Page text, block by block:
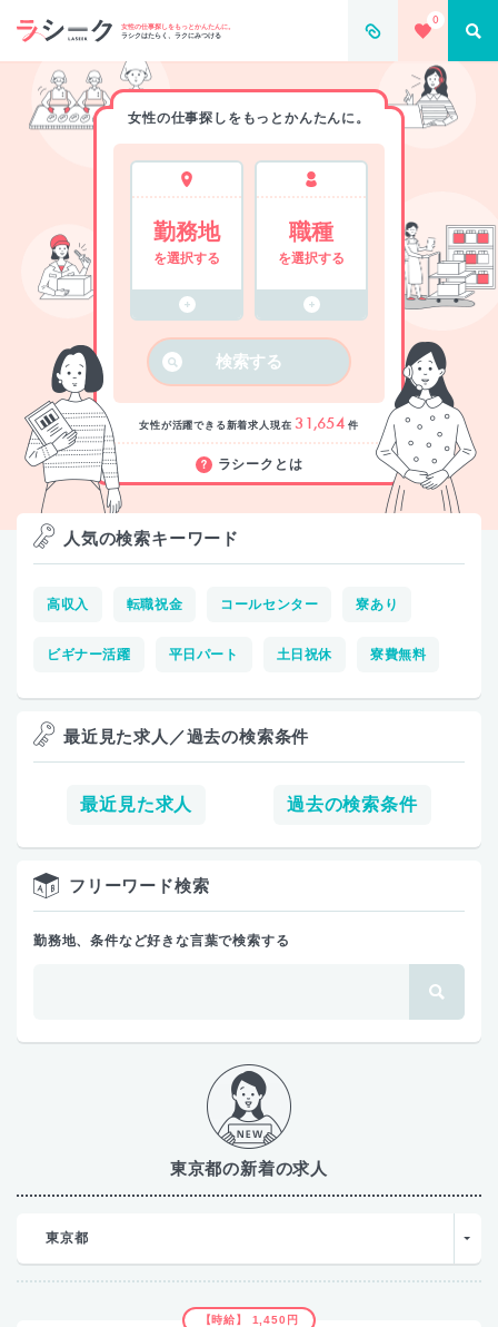
女性の仕事探しをもっとかんたんに。
ラシクはたらく、ラクにみつける
0
女性の仕事探しをもっとかんたんに。
勤務地
を選択する
職種
を選択する
検索する
女性が活躍できる新着求人 現在 31,654 件
ラシークとは
人気の検索キーワード
高収入 転職祝金 コールセンター 寮あり
ビギナー活躍 平日パート 土日祝休 寮費無料
最近見た求人／過去の検索条件
最近見た求人 過去の検索条件
フリーワード検索
勤務地、条件など好きな言葉で検索する
東京都の新着の求人
東京都
【時給】 1,450円